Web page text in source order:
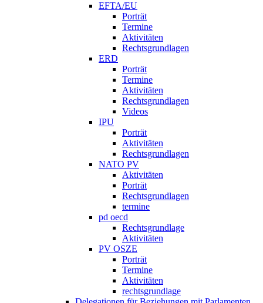
EFTA/EU
Porträt
Termine
Aktivitäten
Rechtsgrundlagen
ERD
Porträt
Termine
Aktivitäten
Rechtsgrundlagen
Videos
IPU
Porträt
Aktivitäten
Rechtsgrundlagen
NATO PV
Aktivitäten
Porträt
Rechtsgrundlagen
termine
pd oecd
Rechtsgrundlage
Aktivitäten
PV OSZE
Porträt
Termine
Aktivitäten
rechtsgrundlage